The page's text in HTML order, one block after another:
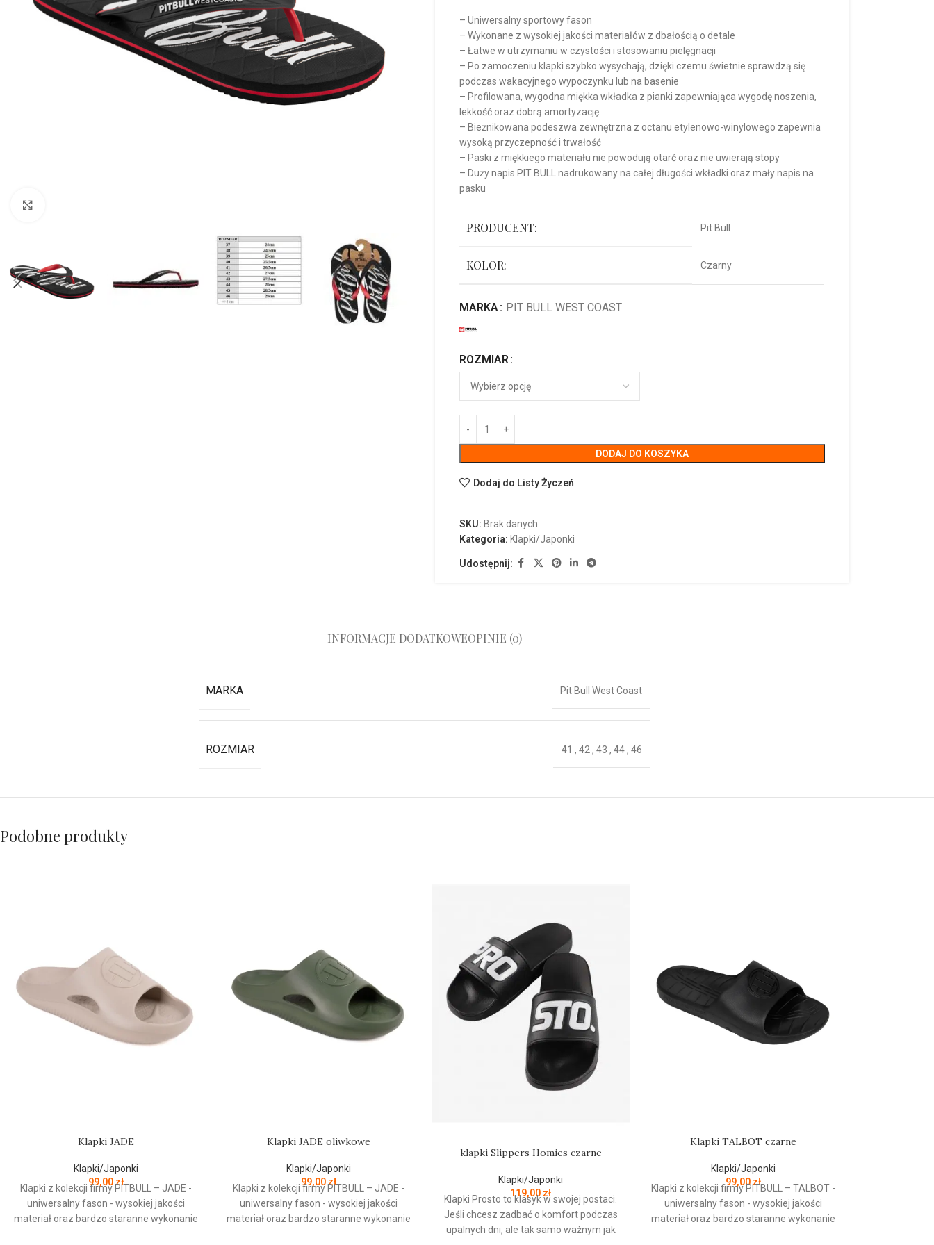
– Uniwersalny sportowy fason
– Wykonane z wysokiej jakości materiałów z dbałością o detale
– Łatwe w utrzymaniu w czystości i stosowaniu pielęgnacji
– Po zamoczeniu klapki szybko wysychają, dzięki czemu świetnie sprawdzą się
podczas wakacyjnego wypoczynku lub na basenie
– Profilowana, wygodna miękka wkładka z pianki zapewniająca wygodę noszenia,
lekkość oraz dobrą amortyzację
– Bieżnikowana podeszwa zewnętrzna z octanu etylenowo-winylowego zapewnia
wysoką przyczepność i trwałość
– Paski z miękkiego materiału nie powodują otarć oraz nie uwierają stopy
– Duży napis PIT BULL
nadrukowany na całej długości wkładki oraz mały napis na
pasku
PRODUCENT: Pit Bull
KOLOR: Czarny
MARKA PIT BULL WEST COAST
ROZMIAR
DODAJ DO KOSZYKA
Dodaj do Listy Życzeń
SKU: Brak danych
Kategoria: Klapki/Japonki
Udostępnij:
INFORMACJE DODATKOWEOPINIE (0)
MARKA Pit Bull West Coast
ROZMIAR 41 , 42 , 43 , 44, 46
Podobne produkty
Klapki JADE
Klapki/Japonki
99,00zł
Klapki z kolekcji firmy PITBULL – JADE -
uniwersalny fason - wysokiej jakości
materiał oraz bardzo staranne wykonanie
Klapki JADE oliwkowe
Klapki/Japonki
99,00zł
Klapki z kolekcji firmy PITBULL – JADE -
uniwersalny fason - wysokiej jakości
materiał oraz bardzo staranne wykonanie
klapki Slippers Homies czarne
Klapki/Japonki
119,00 zł
Klapki Prosto to klasyk w swojej postaci.
Jeśli chcesz zadbać o komfort podczas
upalnych dni, ale tak samo ważnym jak
Klapki TALBOT czarne
Klapki/Japonki
99,00zł
Klapki z kolekcji firmy PITBULL – TALBOT -
uniwersalny fason - wysokiej jakości
materiał oraz bardzo staranne wykonanie